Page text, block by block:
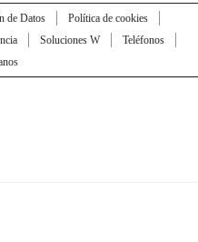
de Datos
Política de cookies
Soluciones W
Teléfonos